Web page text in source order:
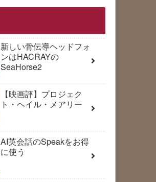
新しい骨伝導ヘッドフォ
ンはHACRAYの
SeaHorse2
【映画評】プロジェク
ト・ヘイル・メアリー
AI英会話のSpeakをお得
に使う